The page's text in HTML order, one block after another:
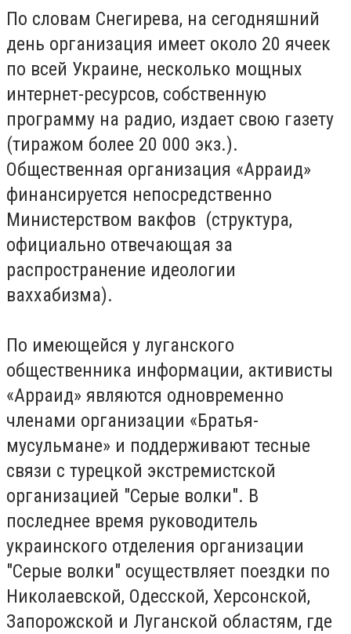
По словам Снегирева, на сегодняшний
день организация имеет около 20 ячеек
по всей Украине, несколько мощных
интернет-ресурсов, собственную
программу на радио, издает свою газету
(тиражом более 20 000 экз.).
Общественная организация «Арраид»
финансируется непосредственно
Министерством вакфов (структура,
официально отвечающая за
распространение идеологии
ваххабизма).
По имеющейся у луганского
общественника информации, активисты
«Арраид» являются одновременно
членами организации «Братья-
мусульмане» и поддерживают тесные
связи с турецкой экстремистской
организацией "Серые волки". В
последнее время руководитель
украинского отделения организации
"Серые волки" осуществляет поездки по
Николаевской, Одесской, Херсонской,
Запорожской и Луганской областям, где